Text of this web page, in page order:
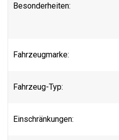
Besonderheiten:
Fahrzeugmarke:
Fahrzeug-Typ:
Einschränkungen: